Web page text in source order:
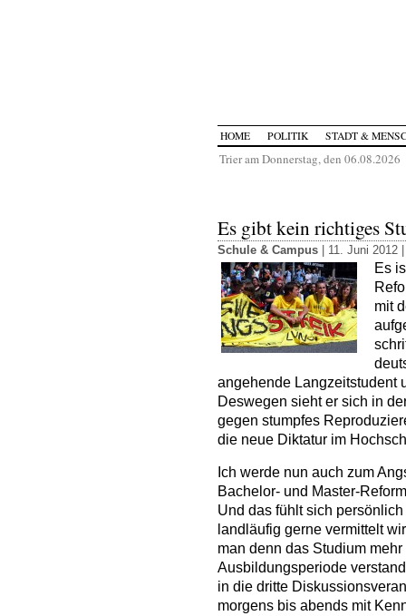
HOME POLITIK STADT &
Trier am Donnerstag, den 06.08.2026
Es gibt kein richtiges
Schule & Campus | 11. Juni 2012
Es
mit
angehende Langzeitstudent
Deswegen sieht er sich in
gegen stumpfes
die neue Diktatur im
Ich werde nun auch zum
Bachelor- und Master-
Und das fühlt sich
landläufig gerne vermittelt
man denn das Studium
Ausbildungsperiode
in die dritte
morgens bis abends mit